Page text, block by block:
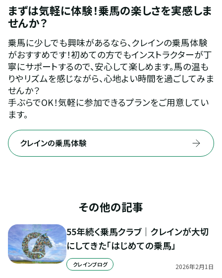
まずは気軽に体験！乗馬の楽しさを実感しま
せんか？
乗馬に少しでも興味があるなら、クレインの乗馬体験
がおすすめです！初めての方でもインストラクターが丁
寧にサポートするので、安心して楽しめます。馬の温も
りやリズムを感じながら、心地よい時間を過ごしてみま
せんか？
手ぶらでOK！気軽に参加できるプランをご用意してい
ます。
クレインの乗馬体験
その他の記事
55年続く乗馬クラブ｜クレインが大切
にしてきた「はじめての乗馬」
クレインブログ 2026年2月1 日